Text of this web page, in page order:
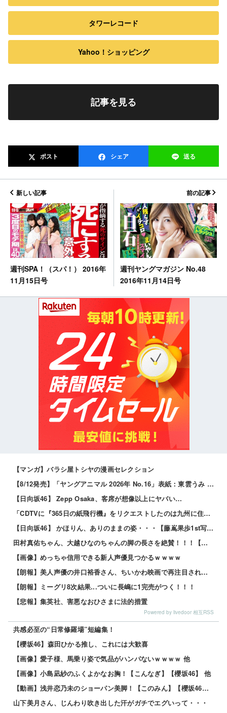
タワーレコード
Yahoo！ショッピング
記事を見る
ポスト シェア 送る
新しい記事
週刊SPA！（スパ！） 2016年
11月15日号
前の記事
週刊ヤングマガジン No.48
2016年11月14日号
【マンガ】バラシ屋トシヤの漫画セレクション
【8/12発売】「ヤングアニマル 2026年 No.16」表紙：東雲うみ / 虹咲カリナ
【日向坂46】 Zepp Osaka、客席が想像以上にヤバい…
「CDTVに『365日の紙飛行機』をリクエストしたのは九州に住む中学生」←この事実って結構デカいよな【AKB48】
【日向坂46】 かほりん、ありのままの姿・・・【藤嶌果歩1st写真集】
田村真佑ちゃん、大越ひなのちゃんの脚の長さを絶賛！！！【乃木坂46】
【画像】めっちゃ信用できる新人声優見つかるｗｗｗｗ
【朗報】美人声優の井口裕香さん、ちいかわ映画で再注目されるｗｗｗｗ
【朗報】ミーグリ8次結果...ついに長嶋に1完売がつく！！！
【悲報】集英社、害悪なおひさまに法的措置
Powered by livedoor 相互RSS
共感必至の“日常修羅場”短編集！
【櫻坂46】森田ひかる推し、これには大歓喜
【画像】愛子様、馬乗り姿で気品がハンパないｗｗｗｗ 他
【画像】小島凪紗のふくよかなお胸！【こんなぎ】【櫻坂46】 他
【動画】浅井恋乃未のショーパン美脚！【このみん】【櫻坂46】 他
山下美月さん、じんわり吹き出した汗がガチでエグいって・・・